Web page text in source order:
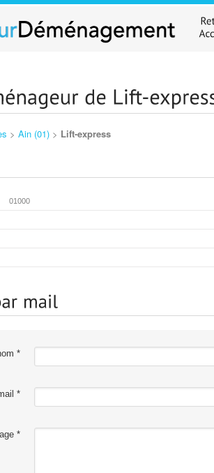
> Ain (01) > Lift-express
01000
*
*
*